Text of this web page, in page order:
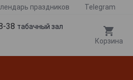
праздников Telegram
38 табачный зал
Корзина